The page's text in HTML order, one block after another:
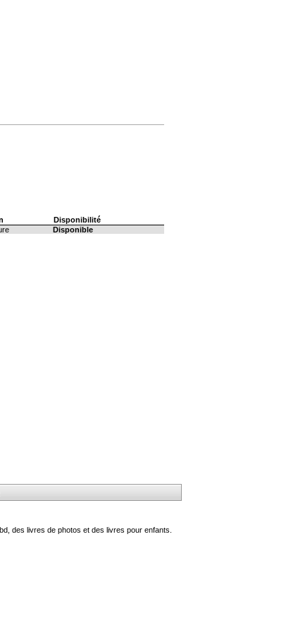
Disponibilité
Disponible
des livres de photos et des livres pour enfants.